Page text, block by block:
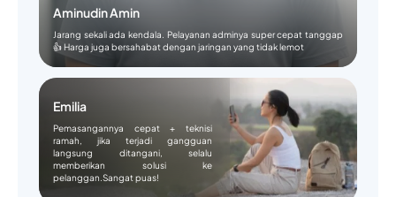
Aminudin Amin
Jarang sekali ada kendala. Pelayanan adminya super cepat tanggap
👍 Harga juga bersahabat dengan jaringan yang tidak lemot
Emilia
Pemasangannya cepat + teknisi
ramah, jika terjadi gangguan
langsung ditangani, selalu
memberikan solusi ke
pelanggan.Sangat puas!